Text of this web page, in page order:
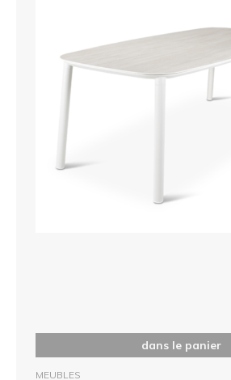
dans le panier
MEUBLES